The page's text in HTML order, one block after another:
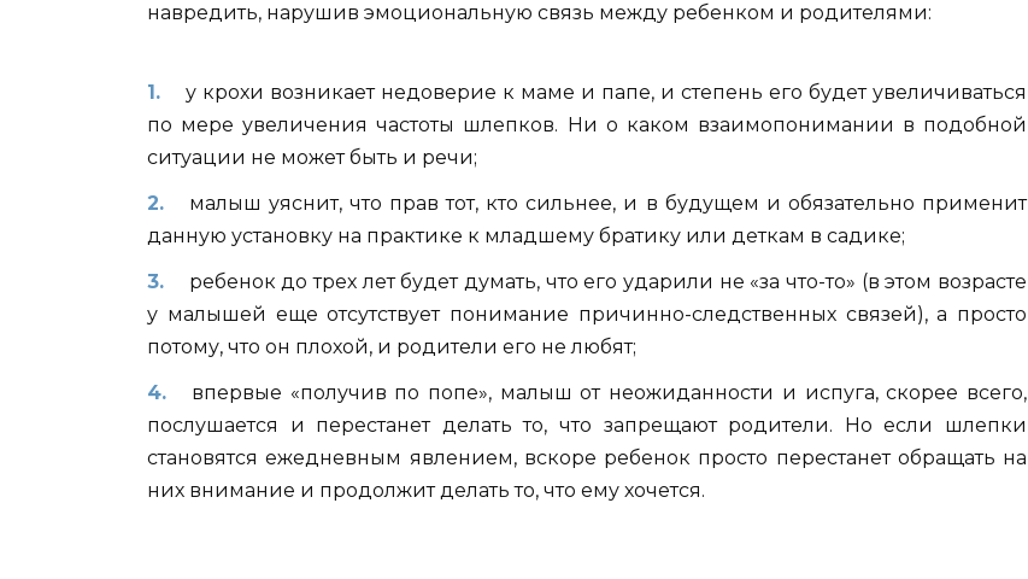
навредить, нарушив эмоциональную связь между ребенком и родителями:
у крохи возникает недоверие к маме и папе, и степень его будет увеличиваться
по мере увеличения частоты шлепков. Ни о каком взаимопонимании в подобной
ситуации не может быть и речи;
малыш уяснит, что прав тот, кто сильнее, и в будущем и обязательно применит
данную установку на практике к младшему братику или деткам в садике;
ребенок до трех лет будет думать, что его ударили не «за что-то» (в этом возрасте
у малышей еще отсутствует понимание причинно-следственных связей), а просто
потому, что он плохой, и родители его не любят;
впервые «получив по попе», малыш от неожиданности и испуга, скорее всего,
послушается и перестанет делать то, что запрещают родители. Но если шлепки
становятся ежедневным явлением, вскоре ребенок просто перестанет обращать на
них внимание и продолжит делать то, что ему хочется.